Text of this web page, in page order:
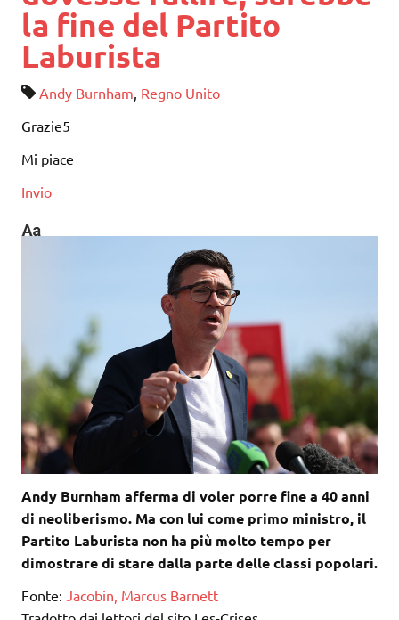
la fine del Partito
Laburista
Andy Burnham, Regno Unito
Grazie5
Mi piace
Invio
Andy Burnham afferma di voler porre fine a 40 anni
di neoliberismo. Ma con lui come primo ministro, il
Partito Laburista non ha più molto tempo per
dimostrare di stare dalla parte delle classi popolari.
Fonte: Jacobin, Marcus Barnett